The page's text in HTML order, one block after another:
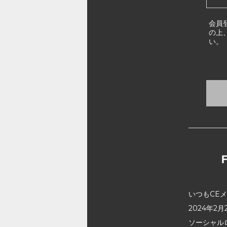
会員
の上
い。
いつもCE
2024年2月
ソーシャ